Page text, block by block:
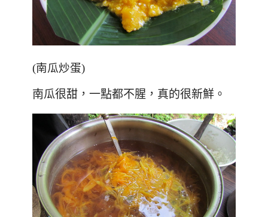
(南瓜炒蛋)
南瓜很甜，一點都不腥，真的很新鮮。